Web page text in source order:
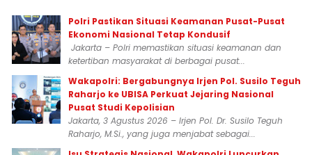
Polri Pastikan Situasi Keamanan Pusat-Pusat
Ekonomi Nasional Tetap Kondusif
Jakarta – Polri memastikan situasi keamanan dan
ketertiban masyarakat di berbagai pusat...
Wakapolri: Bergabungnya Irjen Pol. Susilo Teguh
Raharjo ke UBISA Perkuat Jejaring Nasional
Pusat Studi Kepolisian
Jakarta, 3 Agustus 2026 – Irjen Pol. Dr. Susilo Teguh
Raharjo, M.Si., yang juga menjabat sebagai...